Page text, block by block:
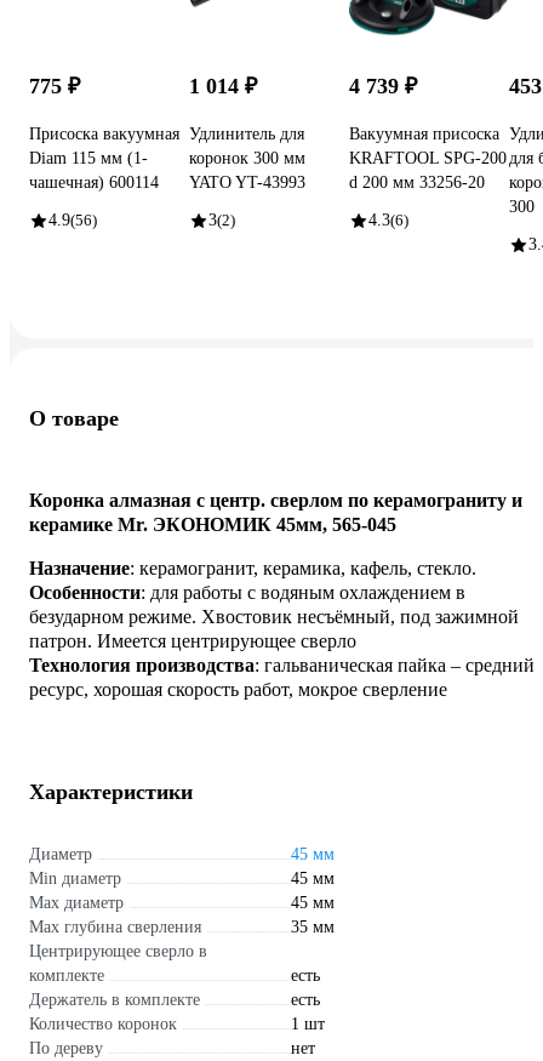
775 ₽
Присоска вакуумная
Diam 115 мм (1-
чашечная) 600114
4.9(56)
1 014 ₽
Удлинитель для
коронок 300 мм
YATO YT-43993
3(2)
4 739 ₽
Вакуумная присоска
KRAFTOOL SPG-200
d 200 мм 33256-20
4.3(6)
для
300
О товаре
Коронка алмазная с центр. сверлом по керамограниту и
керамике Mr. ЭКОНОМИК 45мм, 565-045
Назначение: керамогранит, керамика, кафель, стекло.
Особенности: для работы с водяным охлаждением в
безударном режиме. Хвостовик несъёмный, под зажимной
патрон. Имеется центрирующее сверло
Технология производства: гальваническая пайка – средний
ресурс, хорошая скорость работ, мокрое сверление
Характеристики
Диаметр
45 мм
Min диаметр
45 мм
Max диаметр
45 мм
Max глубина сверления
35 мм
Центрирующее сверло в
комплекте
есть
Держатель в комплекте
есть
Количество коронок
1 шт
По дереву
нет